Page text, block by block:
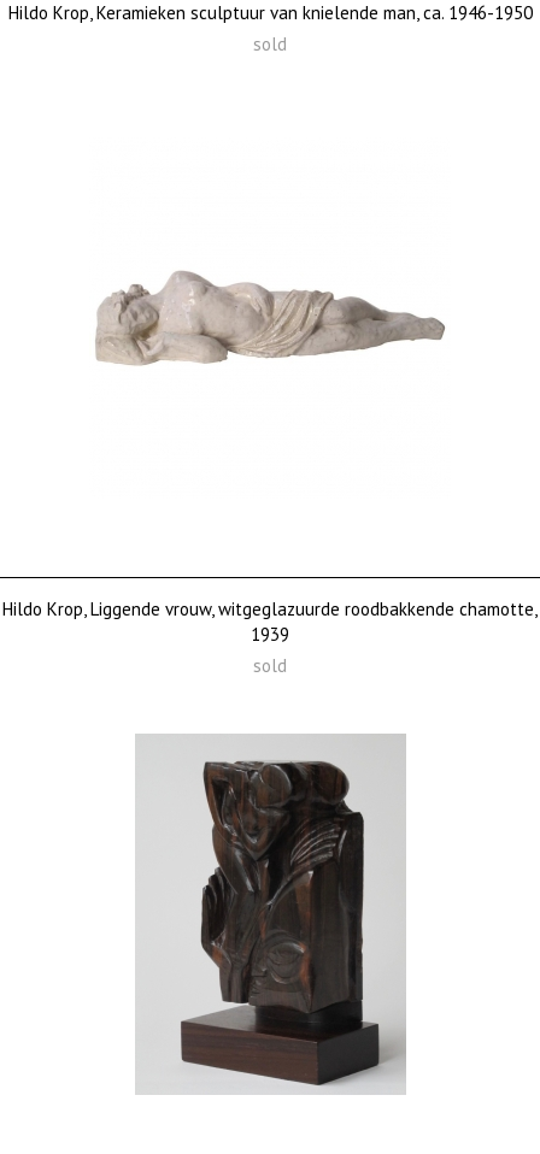
Hildo Krop, Keramieken sculptuur van knielende man, ca. 1946-1950
sold
Hildo Krop, Liggende vrouw, witgeglazuurde roodbakkende chamotte,
1939
sold